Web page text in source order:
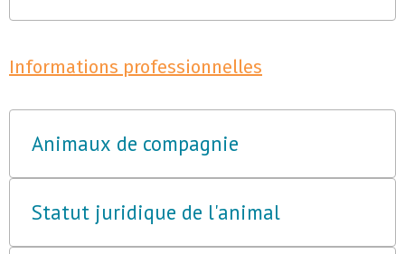
Informations professionnelles
Animaux de compagnie
Statut juridique de l'animal